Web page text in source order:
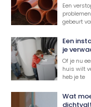
Een
gebeurt
Een
je
Of je nu
huis wilt
heb je te
Wat